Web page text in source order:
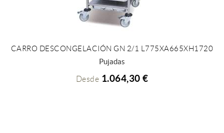
+ INFO
CARRO DESCONGELACIÓN GN 2/1 L775XA665XH1720
Pujadas
Desde 1.064,30 €